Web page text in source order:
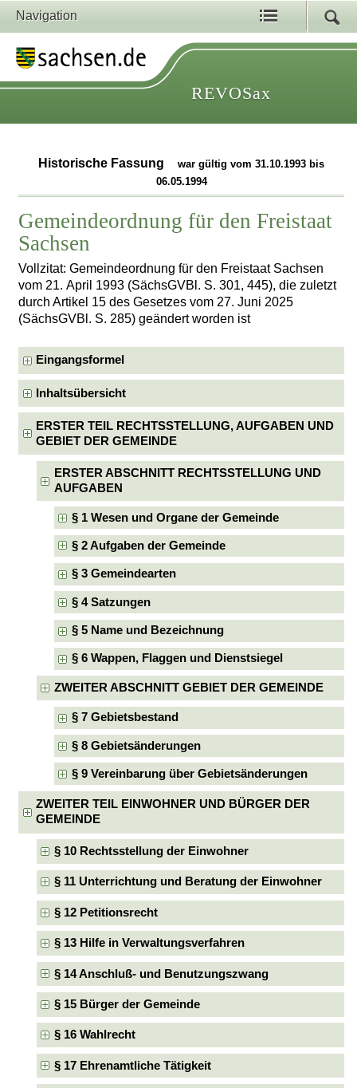
Navigation
REVOSax
Historische Fassung
war gültig vom 31.10.1993 bis
06.05.1994
Gemeindeordnung für den Freistaat
Sachsen
Vollzitat: Gemeindeordnung für den Freistaat Sachsen
vom 21. April 1993 (SächsGVBl. S. 301, 445), die zuletzt
durch Artikel 15 des Gesetzes vom 27. Juni 2025
(SächsGVBl. S. 285) geändert worden ist
Eingangsformel
Inhaltsübersicht
ERSTER TEIL RECHTSSTELLUNG, AUFGABEN UND
GEBIET DER GEMEINDE
ERSTER ABSCHNITT RECHTSSTELLUNG UND
AUFGABEN
§ 1 Wesen und Organe der Gemeinde
§ 2 Aufgaben der Gemeinde
§ 3 Gemeindearten
§ 4 Satzungen
§ 5 Name und Bezeichnung
§ 6 Wappen, Flaggen und Dienstsiegel
ZWEITER ABSCHNITT GEBIET DER GEMEINDE
§ 7 Gebietsbestand
§ 8 Gebietsänderungen
§ 9 Vereinbarung über Gebietsänderungen
ZWEITER TEIL EINWOHNER UND BÜRGER DER
GEMEINDE
§ 10 Rechtsstellung der Einwohner
§ 11 Unterrichtung und Beratung der Einwohner
§ 12 Petitionsrecht
§ 13 Hilfe in Verwaltungsverfahren
§ 14 Anschluß- und Benutzungszwang
§ 15 Bürger der Gemeinde
§ 16 Wahlrecht
§ 17 Ehrenamtliche Tätigkeit